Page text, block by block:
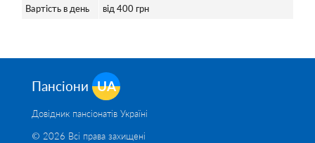
Вартість в день від 400 грн
Пансіони UA
Довідник пансіонатів Україні
© 2026 Всі права захищені